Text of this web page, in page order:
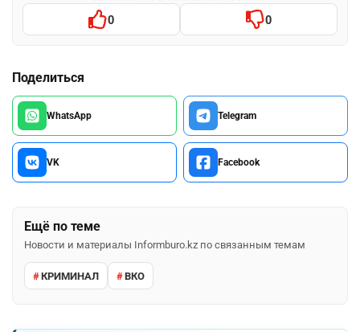
0 0
Поделиться
WhatsApp Telegram
VK Facebook
Ещё по теме
Новости и материалы Informburo.kz по связанным темам
КРИМИНАЛ ВКО